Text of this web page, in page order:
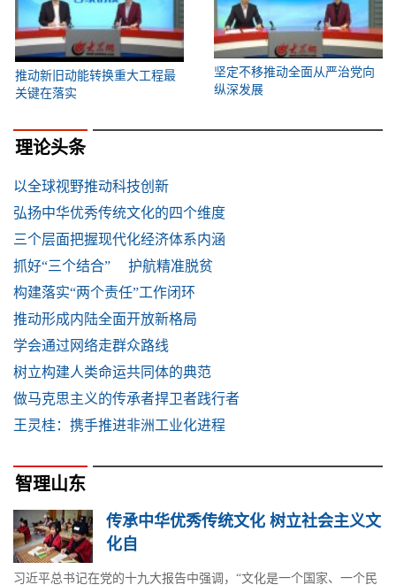
推动新旧动能转换重大工程最
关键在落实
坚定不移推动全面从严治党向
纵深发展
理论头条
以全球视野推动科技创新
弘扬中华优秀传统文化的四个维度
三个层面把握现代化经济体系内涵
抓好“三个结合” 护航精准脱贫
构建落实“两个责任”工作闭环
推动形成内陆全面开放新格局
学会通过网络走群众路线
树立构建人类命运共同体的典范
做马克思主义的传承者捍卫者践行者
王灵桂：携手推进非洲工业化进程
智理山东
传承中华优秀传统文化 树立社会主义文
化自
习近平总书记在党的十九大报告中强调，“文化是一个国家、一个民